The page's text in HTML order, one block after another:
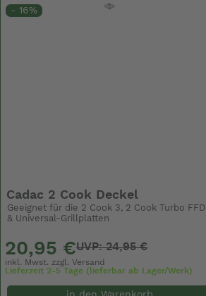
- 16%
Cadac 2 Cook Deckel
Geeignet für die 2 Cook 3, 2 Cook Turbo FFD
& Universal-Grillplatten
20,95 €UVP: 24,95 €
inkl. Mwst. zzgl.Versand
Lieferzeit 2-5 Tage (lieferbar ab Lager/Werk)